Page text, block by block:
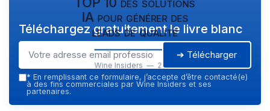
IA pour générer des
leads de qualité
Wine Insiders — 2026
Téléchargez gratuitement le livre blanc
➔ Télécharger
* En remplissant ce formulaire, j’accepte d’être contacté(e)
à des fins commerciales par Wine Insiders et ses
partenaires.